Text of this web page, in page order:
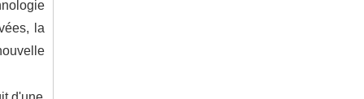
la